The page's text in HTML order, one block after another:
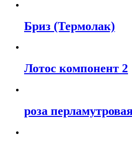
Бриз (Термолак)
Лотос компонент 2
роза